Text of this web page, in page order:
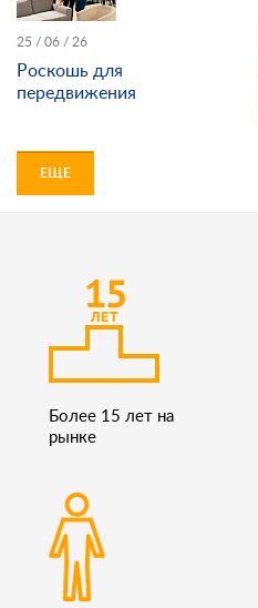
25 / 06 / 26
Роскошь для
передвижения
ЕЩЕ
Более 15 лет на
рынке